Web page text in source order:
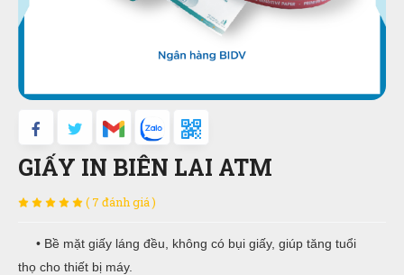
GIẤY IN BIÊN LAI ATM
( 7 đánh giá )
• Bề mặt giấy láng đều, không có bụi giấy, giúp tăng tuổi
thọ cho thiết bị máy.